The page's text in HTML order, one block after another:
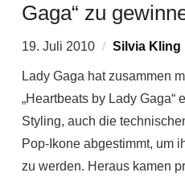
Gaga“ zu
19. Juli 2010 Silvia Kling
Lady Gaga hat zusammen
„Heartbeats by Lady Gaga“
Styling, auch die
Pop-Ikone abgestimmt, um
zu werden. Heraus kamen